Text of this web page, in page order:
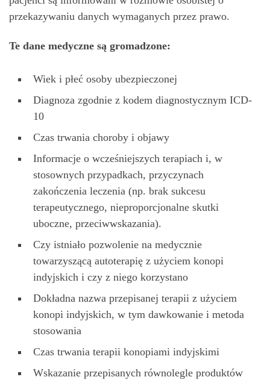
przekazywaniu danych wymaganych przez prawo.
Te dane medyczne są gromadzone:
Wiek i płeć osoby ubezpieczonej
Diagnoza zgodnie z kodem diagnostycznym ICD-
10
Czas trwania choroby i objawy
Informacje o wcześniejszych terapiach i, w
stosownych przypadkach, przyczynach
zakończenia leczenia (np. brak sukcesu
terapeutycznego, nieproporcjonalne skutki
uboczne, przeciwwskazania).
Czy istniało pozwolenie na medycznie
towarzyszącą autoterapię z użyciem konopi
indyjskich i czy z niego korzystano
Dokładna nazwa przepisanej terapii z użyciem
konopi indyjskich, w tym dawkowanie i metoda
stosowania
Czas trwania terapii konopiami indyjskimi
Wskazanie przepisanych równolegle produktów